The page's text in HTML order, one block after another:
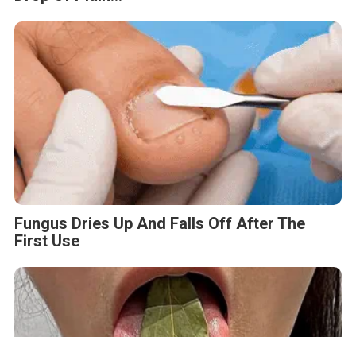
Fungus Dries Up And Falls Off After The
First Use